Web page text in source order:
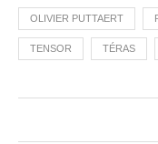
OLIVIER PUTTAERT
TENSOR TÉRAS